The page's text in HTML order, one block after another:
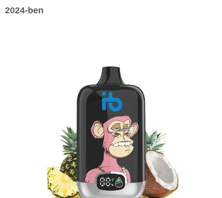
2024-ben